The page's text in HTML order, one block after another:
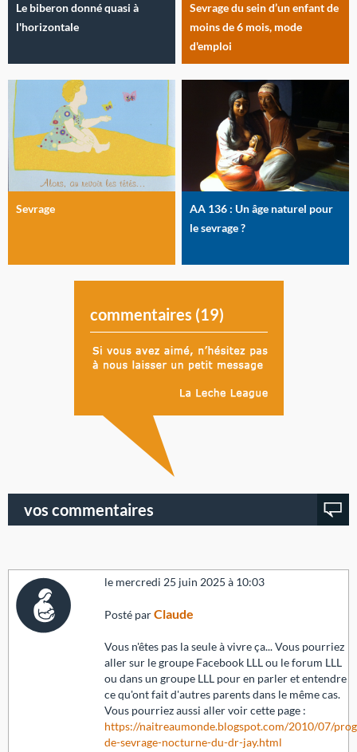
Le biberon donné quasi à
l'horizontale
Sevrage du sein d’un enfant de
moins de 6 mois, mode
d'emploi
Sevrage
AA 136 : Un âge naturel pour
le sevrage ?
commentaires (19)
vos commentaires
le mercredi 25 juin 2025 à 10:03
Posté parClaude
Vous n'êtes pas la seule à vivre ça... Vous pourriez
aller sur le groupe Facebook LLL ou le forum LLL
ou dans un groupe LLL pour en parler et entendre
ce qu'ont fait d'autres parents dans le même cas.
Vous pourriez aussi aller voir cette page :
https://naitreaumonde.blogspot.com/2010/07/
de-sevrage-nocturne-du-dr-jay.html